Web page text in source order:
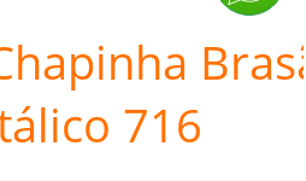
716